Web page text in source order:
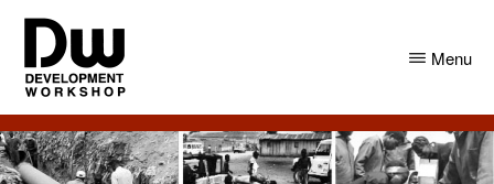
Skip
main
content
Skip
primary
sidebar
DW
Angola
Development
Workshop
Angola
Menu